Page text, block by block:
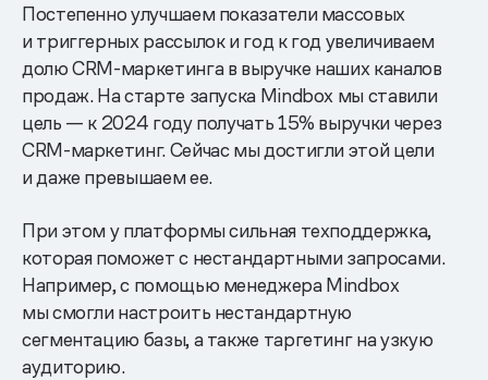
Постепенно улучшаем показатели массовых
и триггерных рассылок и год к год увеличиваем
долю CRM-маркетинга в выручке наших каналов
продаж. На старте запуска Mindbox мы ставили
цель — к 2024 году получать 15% выручки через
CRM-маркетинг. Сейчас мы достигли этой цели
и даже превышаем ее.
При этом у платформы сильная техподдержка,
которая поможет с нестандартными запросами.
Например, с помощью менеджера Mindbox
мы смогли настроить нестандартную
сегментацию базы, а также таргетинг на узкую
аудиторию.